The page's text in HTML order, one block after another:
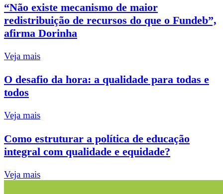
“Não existe mecanismo de maior
redistribuição de recursos do que o Fundeb”,
afirma Dorinha
Veja mais
O desafio da hora: a qualidade para todas e
todos
Veja mais
Como estruturar a política de educação
integral com qualidade e equidade?
Veja mais